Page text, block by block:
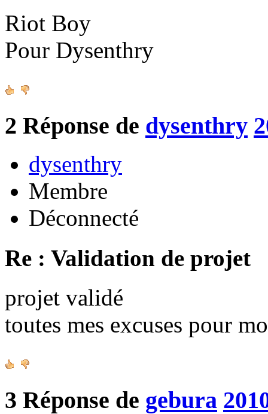
Riot Boy
Pour Dysenthry
2 Réponse de dysenthry
dysenthry
Membre
Déconnecté
Re : Validation de projet
projet validé
toutes mes excuses pour
3 Réponse de gebura